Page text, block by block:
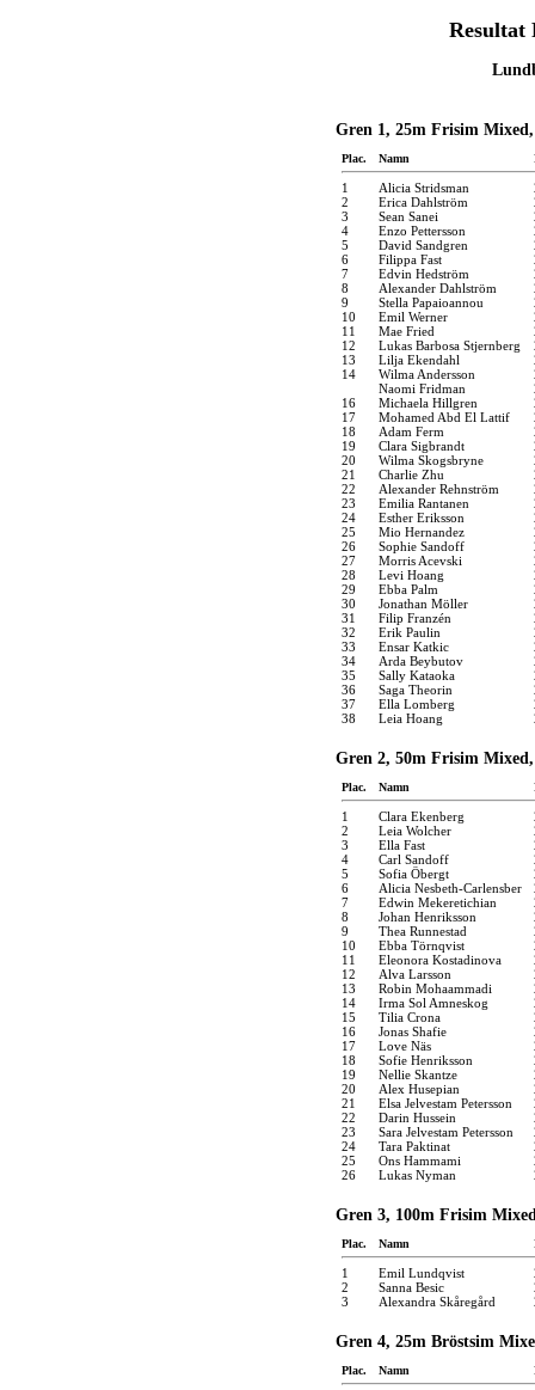
Resultat
Gren 1, 25m Frisim
Plac. Namn
1 Alicia Stridsman
2
Erica Dahlström
3
Sean Sanei
4
Enzo Pettersson
5
David Sandgren
6
Filippa Fast
7
Edvin Hedström
8
Alexander Dahlström
9
Stella Papaioannou
10
Emil Werner
11
Mae Fried
12
Lukas Barbosa Stjernberg
13
Lilja Ekendahl
14
Wilma Andersson
Naomi Fridman
16
Michaela Hillgren
17
Mohamed Abd El Lattif
18
Adam Ferm
19
Clara Sigbrandt
20
Wilma Skogsbryne
21
Charlie Zhu
22
Alexander Rehnström
23
Emilia Rantanen
24
Esther Eriksson
25
Mio Hernandez
26
Sophie Sandoff
27
Morris Acevski
28
Levi Hoang
29
Ebba Palm
30
Jonathan Möller
31
Filip Franzén
32
Erik Paulin
33
Ensar Katkic
34
Arda Beybutov
35
Sally Kataoka
36
Saga Theorin
37
Ella Lomberg
38
Leia Hoang
Gren 2, 50m Frisim
Plac. Namn
1 Clara Ekenberg
2
Leia Wolcher
3
Ella Fast
4
Carl Sandoff
5
Sofia Öbergt
6
Alicia Nesbeth-Carlensber
7
Edwin Mekeretichian
8
Johan Henriksson
9
Thea Runnestad
10
Ebba Törnqvist
11
Eleonora Kostadinova
12
Alva Larsson
13
Robin Mohaammadi
14
Irma Sol Amneskog
15
Tilia Crona
16
Jonas Shafie
17
Love Näs
18
Sofie Henriksson
19
Nellie Skantze
20
Alex Husepian
21
Elsa Jelvestam Petersson
22
Darin Hussein
23
Sara Jelvestam Petersson
24
Tara Paktinat
25
Ons Hammami
26
Lukas Nyman
Gren 3, 100m Frisim
Plac. Namn
1 Emil Lundqvist
2
Sanna Besic
3
Alexandra Skåregård
Gren 4, 25m Bröstsim
Plac. Namn